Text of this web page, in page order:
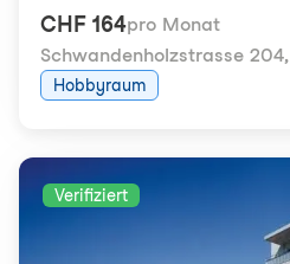
CHF 164pro Monat
Schwandenholzstrasse 204,
Hobbyraum
Verifiziert